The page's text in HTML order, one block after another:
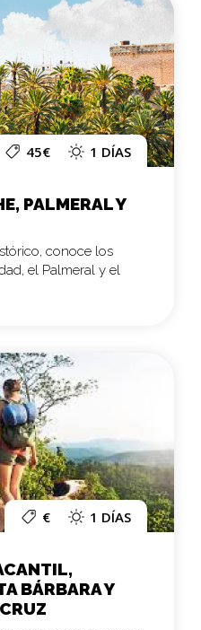
45€ 1 DÍAS
PALMERAL Y
conoce los
el Palmeral y el
€ 1 DÍAS
BÁRBARA Y